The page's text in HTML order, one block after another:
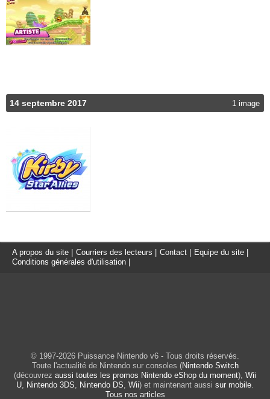
14 septembre 2017 1 image
A propos du site Courriers des lecteurs Contact Equipe du site
Conditions générales d'utilisation
© 1997-2026 Puissance Nintendo v6 - Tous droits réservés.
Toute l'actualité de Nintendo sur consoles (Nintendo Switch
(découvrez aussi toutes les promos Nintendo eShop du moment), Wii
U, Nintendo 3DS, Nintendo DS, Wii) et maintenant aussi sur mobile.
Tous nos articles